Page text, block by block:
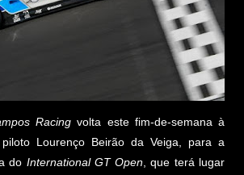
Racing volta este fim-de-semana à
Lourenço Beirão da Veiga, para a
do International GT Open , que terá lugar